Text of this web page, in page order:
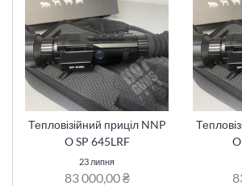
Тепловізійний приціл NNP
O SP 645LRF
23 липня
83 000,00 ₴